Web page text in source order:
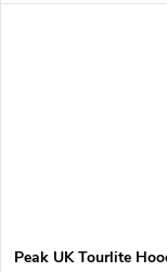
Peak UK Tourlite